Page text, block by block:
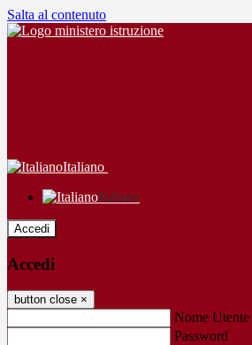
Salta al contenuto
Italiano
Italiano
Accedi
Accedi
button close ×
Nome Utente
Password